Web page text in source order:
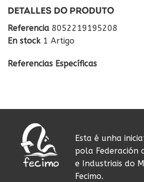
DETALLES DO PRODUTO
Referencia 8052219195208
En stock 1 Artigo
Referencias Específicas
Esta é unha
pola Federación
e Industriais do
Fecimo.